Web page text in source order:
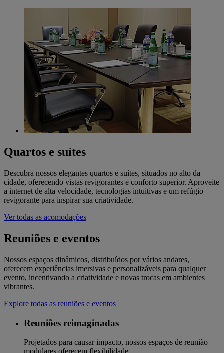
Quartos e suítes
Descubra nossos elegantes quartos e suítes, situados no alto da
cidade, oferecendo vistas revigorantes e conforto superior. Aproveite
a internet de alta velocidade, tecnologias intuitivas e um refúgio
revigorante para inspirar sua criatividade.
Ver todas as acomodações
Reuniões e eventos
Nossos espaços dinâmicos, distribuídos por vários andares,
oferecem experiências imersivas e personalizáveis para qualquer
evento, incentivando a criatividade e novas trocas em ambientes
vibrantes.
Explore todas as reuniões e eventos
Reuniões reimaginadas
Projetados para causar impacto, nossos espaços de reunião